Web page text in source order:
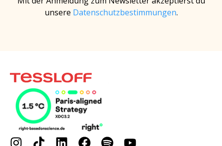
unsere Datenschutzbestimmungen.